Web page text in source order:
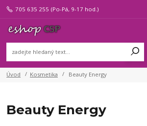
705 635 255 (Po-Pá, 9-17 hod.)
Úvod Kosmetika Beauty Energy
Beauty Energy